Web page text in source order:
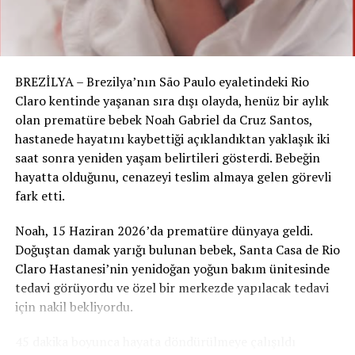
BREZİLYA – Brezilya’nın São Paulo eyaletindeki Rio
Claro kentinde yaşanan sıra dışı olayda, henüz bir aylık
olan prematüre bebek Noah Gabriel da Cruz Santos,
hastanede hayatını kaybettiği açıklandıktan yaklaşık iki
saat sonra yeniden yaşam belirtileri gösterdi. Bebeğin
hayatta olduğunu, cenazeyi teslim almaya gelen görevli
fark etti.
Noah, 15 Haziran 2026’da prematüre dünyaya geldi.
Doğuştan damak yarığı bulunan bebek, Santa Casa de Rio
Claro Hastanesi’nin yenidoğan yoğun bakım ünitesinde
tedavi görüyordu ve özel bir merkezde yapılacak tedavi
için nakil bekliyordu.